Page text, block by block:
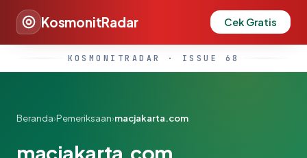
KosmonitRadar Cek Gratis
KOSMONITRADAR · ISSUE 68
Beranda›Pemeriksaan›macjakarta.com
macjakarta.com